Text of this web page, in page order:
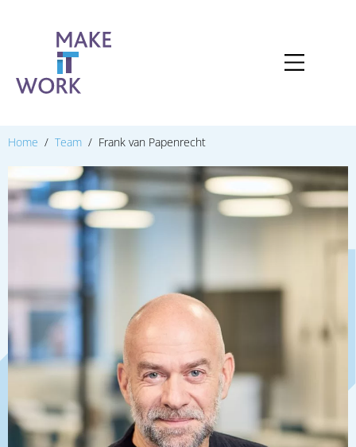
Home Team Frank van Papenrecht